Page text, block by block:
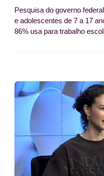
Pesquisa do governo
e adolescentes de 7 a 17
86% usa para trabalho